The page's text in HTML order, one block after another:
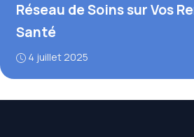
Réseau de Soins sur Vos
Santé
4 juillet 2025